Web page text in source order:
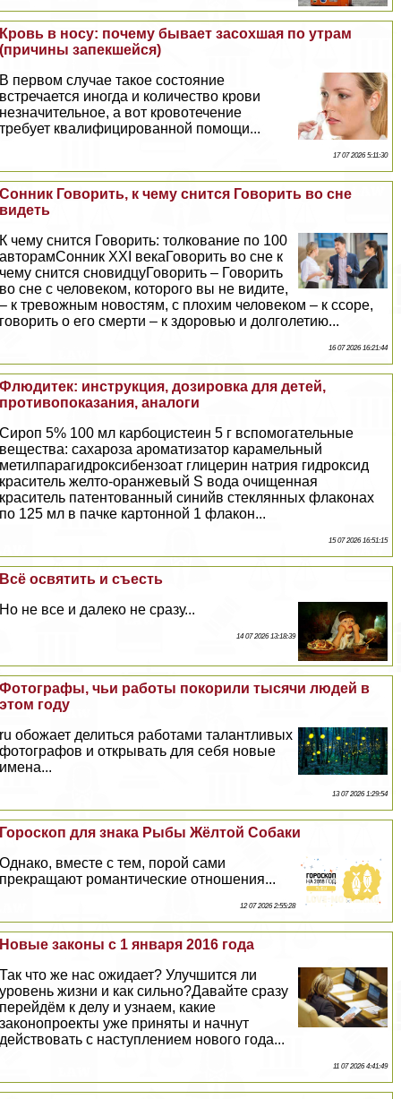
Кровь в носу: почему бывает засохшая по утрам
(причины запекшейся)
В первом случае такое состояние
встречается иногда и количество крови
незначительное, а вот кровотечение
требует квалифицированной помощи...
17 07 2026 5:11:30
Сонник Говорить, к чему снится Говорить во сне
видеть
К чему снится Говорить: толкование по 100
авторамСонник XXI векаГоворить во сне к
чему снится сновидцуГоворить – Говорить
во сне с человеком, которого вы не видите,
– к тревожным новостям, с плохим человеком – к ссоре,
говорить о его cмepти – к здоровью и долголетию...
16 07 2026 16:21:44
Флюдитек: инструкция, дозировка для детей,
противопоказания, аналоги
Сироп 5% 100 мл карбоцистеин 5 г вспомогательные
вещества: сахароза ароматизатор карамельный
метилпарагидроксибензоат глицерин натрия гидроксид
краситель желто-оранжевый S вода очищенная
краситель патентованный синийв стеклянных флаконах
по 125 мл в пачке картонной 1 флакон...
15 07 2026 16:51:15
Всё освятить и съесть
Но не все и далеко не сразу...
14 07 2026 13:18:39
Фотографы, чьи работы покорили тысячи людей в
этом году
ru обожает делиться работами талантливых
фотографов и открывать для себя новые
имена...
13 07 2026 1:29:54
Гороскоп для знака Рыбы Жёлтой Собаки
Однако, вместе с тем, порой сами
прекращают романтические отношения...
12 07 2026 2:55:28
Новые законы с 1 января 2016 года
Так что же нас ожидает? Улучшится ли
уровень жизни и как сильно?Давайте сразу
перейдём к делу и узнаем, какие
законопроекты уже приняты и начнут
действовать с наступлением нового года...
11 07 2026 4:41:49